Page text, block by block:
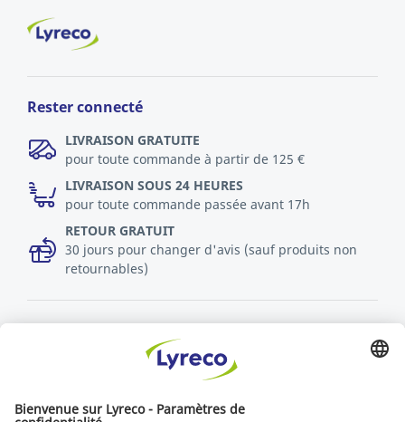
Rester connecté
LIVRAISON GRATUITE
pour toute commande à partir de 125 €
LIVRAISON SOUS 24 HEURES
pour toute commande passée avant 17h
RETOUR GRATUIT
30 jours pour changer d'avis (sauf produits non
retournables)
Objectifs du développement